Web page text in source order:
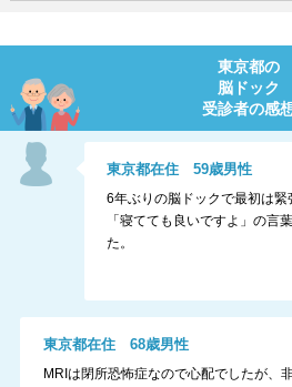
東京都の
脳ドック
受診者の感
東京都在住59歳男性
6年ぶりの脳ドックで最初は
「寝てても良いですよ」の言
た。
東京都在住 68歳男性
MRIは閉所恐怖症なので心配でしたが、